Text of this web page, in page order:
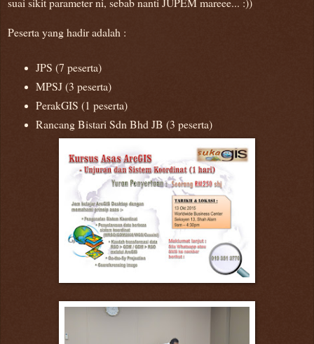
Peserta yang hadir adalah :
JPS (7 peserta)
MPSJ (3 peserta)
PerakGIS (1 peserta)
Rancang Bistari Sdn Bhd JB (3 peserta)